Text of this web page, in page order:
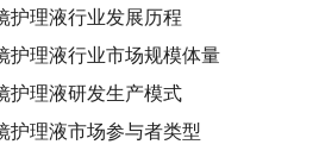
护理液行业发展历程
护理液行业市场规模体量
护理液研发生产模式
护理液市场参与者类型